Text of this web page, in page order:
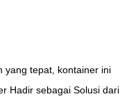
yang tepat, kontainer ini
Hadir sebagai Solusi dari